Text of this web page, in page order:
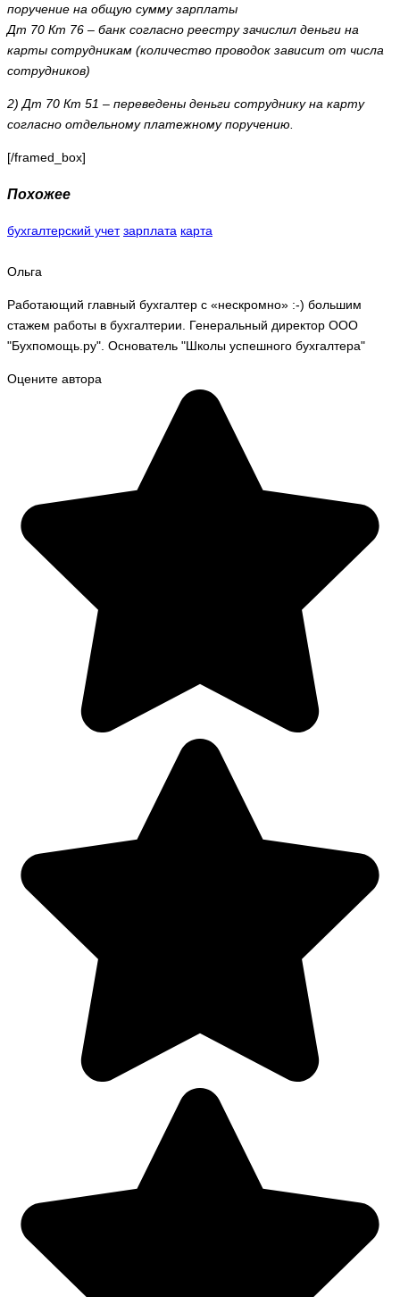
поручение на общую сумму зарплаты
Дт 70 Кт 76 – банк согласно реестру зачислил деньги на
карты сотрудникам (количество проводок зависит от числа
сотрудников)
2) Дт 70 Кт 51 – переведены деньги сотруднику на карту
согласно отдельному платежному поручению.
[/framed_box]
Похожее
бухгалтерский учет зарплата карта
Ольга
Работающий главный бухгалтер с «нескромно» :-) большим
стажем работы в бухгалтерии. Генеральный директор ООО
"Бухпомощь.ру". Основатель "Школы успешного бухгалтера"
Оцените автора